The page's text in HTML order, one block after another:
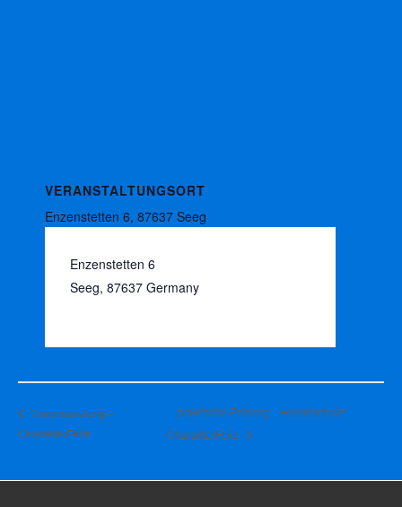
VERANSTALTUNGSORT
Enzenstetten 6, 87637 Seeg
Enzenstetten 6
Seeg, 87637 Germany
Theorieprüfung –
CharakterFelle
praktische Prüfung – Hundeschule
CharakterFelle